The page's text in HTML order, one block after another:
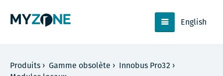
English
Produits › Gamme obsolète › Innobus Pro32 ›